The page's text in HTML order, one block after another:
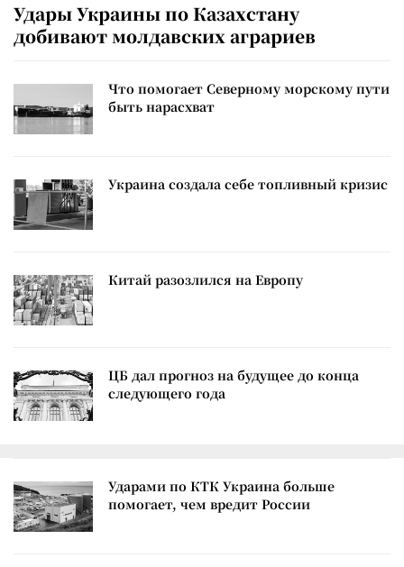
Удары Украины по Казахстану
добивают молдавских аграриев
Что помогает Северному морскому пути
быть нарасхват
Украина создала себе топливный кризис
Китай разозлился на Европу
ЦБ дал прогноз на будущее до конца
следующего года
Ударами по КТК Украина больше
помогает, чем вредит России